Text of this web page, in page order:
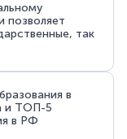
позволяет
так
в
и ТОП-5
в РФ